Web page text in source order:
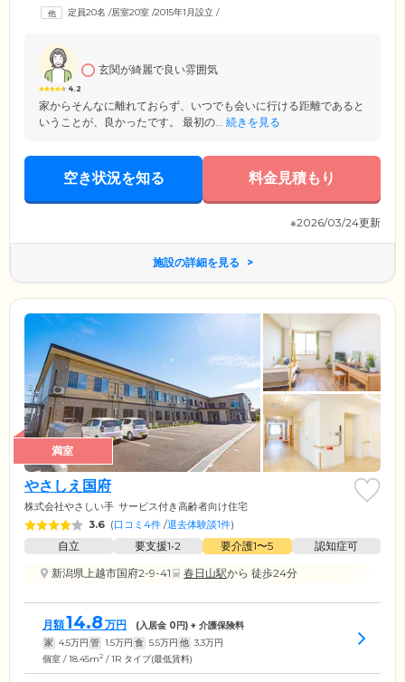
リズムを気にすることなく、いつまでも「自分らしい」毎日をお過ごし
定員20名 /居室20室 /2015年1月設立 /
4.2
玄関が綺麗で良い雰囲気
家からそんなに離れておらず、いつでも会いに行ける距離であると
いうことが、良かったです。 最初の... 続きを見る
空き状況を知る 料金見積もり
※2026/03/24更新
施設の詳細を見る
満室
やさしえ国府
株式会社やさしい手 サービス付き高齢者向け住宅
3.6 (口コミ4件 /退去体験談1件)
自立 要支援1•2 要介護1〜5
認知症可
新潟県上越市国府2-9-41
春日山駅から 徒歩24分
月額14.8 万円 (入居金 0円) + 介護保険料
家 4.5万円 管 1.5万円 食 5.5万円 他 3.3万円
個室 / 18.45m2 / 1R タイプ(最低賃料)